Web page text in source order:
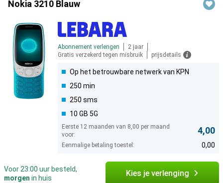
Nokia 3210 Blauw
Abonnement verlengen
2 jaar
Gratis verzekerd tegen misbruik
prijsdetails
Op het betrouwbare netwerk van KPN
250 min
250 sms
10 GB 5G
Eerste 12 maanden van 8,00 per maand
voor:
4,00
Eenmalige betaling toestel: 0,00
Voor 23:00 uur besteld,
morgen in huis Kies je verlenging